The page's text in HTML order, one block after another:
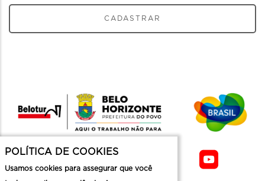
CADASTRAR
POLÍTICA DE COOKIES
Usamos cookies para assegurar que você